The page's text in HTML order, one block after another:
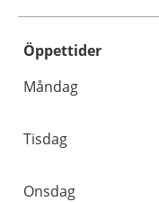
Öppettider
Dag
Öppettider
Kommentarer
Måndag
Tisdag
Onsdag